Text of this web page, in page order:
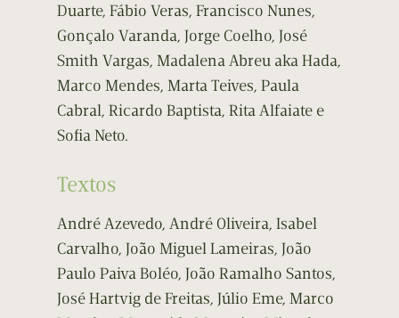
Duarte, Fábio Veras, Francisco Nunes,
Gonçalo Varanda, Jorge Coelho, José
Smith Vargas, Madalena Abreu aka Hada,
Marco Mendes, Marta Teives, Paula
Cabral, Ricardo Baptista, Rita Alfaiate e
Sofia Neto.
Textos
André Azevedo, André Oliveira, Isabel
Carvalho, João Miguel Lameiras, João
Paulo Paiva Boléo, João Ramalho Santos,
José Hartvig de Freitas, Júlio Eme, Marco